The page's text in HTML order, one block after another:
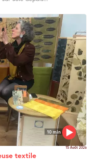
10 min
15 Août 2026
textile